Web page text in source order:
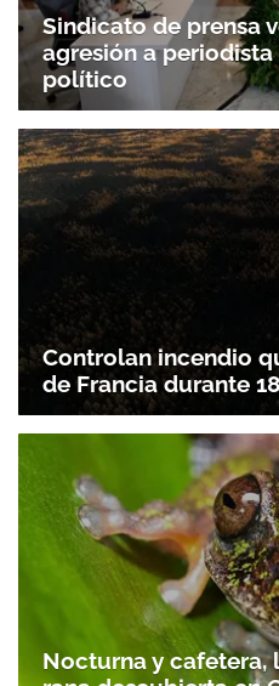
Sindicato de prensa
agresión a
político
Controlan incendio
de Francia durante
Nocturna y cafetera,